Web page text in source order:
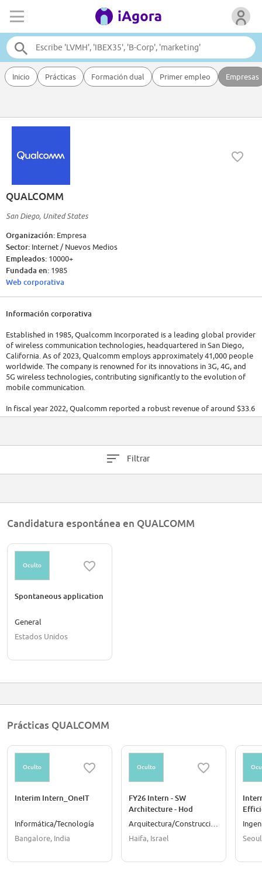
Inicio Prácticas Formación dual Primer empleo Empresas
QUALCOMM
San Diego, United States
Organización: Empresa
Sector: Internet / Nuevos Medios
Empleados: 10000+
Fundada en: 1985
Web corporativa
Información corporativa
Established in 1985, Qualcomm Incorporated is a leading global provider
of wireless communication technologies, headquartered in San Diego,
California. As of 2023, Qualcomm employs approximately 41,000 people
worldwide. The company is renowned for its innovations in 3G, 4G, and
5G wireless technologies, contributing significantly to the evolution of
mobile communication.
In fiscal year 2022, Qualcomm reported a robust revenue of around $33.6
billion.
Filtrar
Candidatura espontánea en QUALCOMM
Oculto
Spontaneous application
General
Estados Unidos
Prácticas QUALCOMM
Oculto
Interim Intern_OneIT
Informática/Tecnología
Bangalore, India
Oculto
FY26 Intern - SW
Architecture - Hod
Hasharon, Israel
Haifa, Israel